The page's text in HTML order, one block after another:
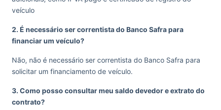
veículo
2. É necessário ser correntista do Banco Safra para
financiar um veículo?
Não, não é necessário ser correntista do Banco Safra para
solicitar um financiamento de veículo​.
3. Como posso consultar meu saldo devedor e extrato do
contrato?